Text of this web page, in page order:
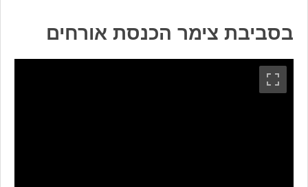
בסביבת צימר הכנסת אורחים